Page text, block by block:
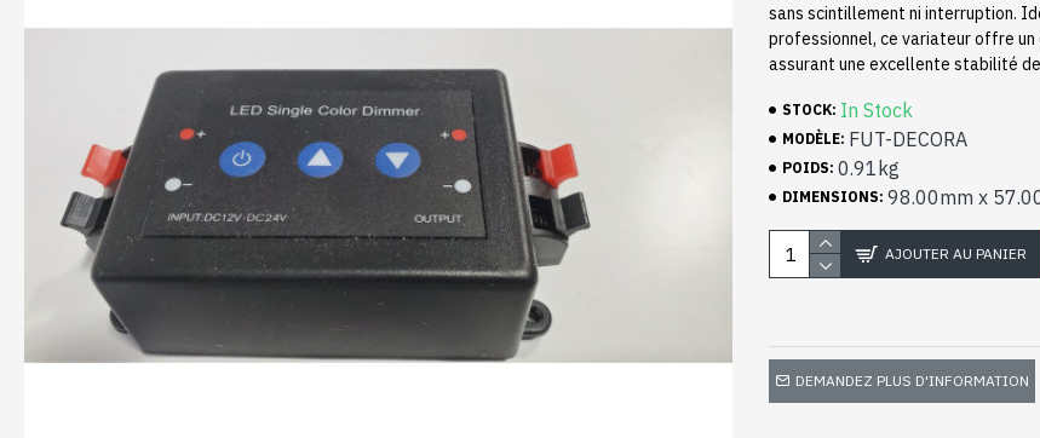
sans scintillement ni interruption.
professionnel, ce variateur offre
assurant une excellente stabilité
STOCK: In Stock
MODÈLE: FUT-DECORA
POIDS: 0.91kg
DIMENSIONS: 98.00mm x
AJOUTER AU PANIER
DEMANDEZ PLUS D'INFORMATION